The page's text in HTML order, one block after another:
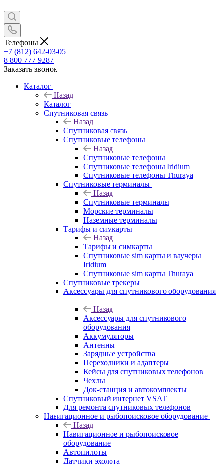
Телефоны
+7 (812) 642-03-05
8 800 777 9287
Заказать звонок
Каталог
Назад
Каталог
Спутниковая связь
Назад
Спутниковая связь
Спутниковые телефоны
Назад
Спутниковые телефоны
Спутниковые телефоны Iridium
Спутниковые телефоны Thuraya
Спутниковые терминалы
Назад
Спутниковые терминалы
Морские терминалы
Наземные терминалы
Тарифы и симкарты
Назад
Тарифы и симкарты
Спутниковые sim карты и ваучеры
Iridium
Спутниковые sim карты Thuraya
Спутниковые трекеры
Аксессуары для спутникового оборудования
Назад
Аксессуары для спутникового
оборудования
Аккумуляторы
Антенны
Зарядные устройства
Переходники и адаптеры
Кейсы для спутниковых телефонов
Чехлы
Док-станция и автокомплекты
Спутниковый интернет VSAT
Для ремонта спутниковых телефонов
Навигационное и рыбопоисковое оборудование
Назад
Навигационное и рыбопоисковое
оборудование
Автопилоты
Датчики эхолота